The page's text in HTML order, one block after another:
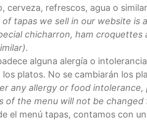
cerveza, refrescos, agua o
of tapas we sell in our website is
chicharron, ham
alguna alergía o
los platos. No se cambiarán los
any allergy or food
of the menu will not be
el menú tapas, contamos con